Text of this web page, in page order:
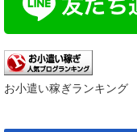
お小遣い稼ぎランキング